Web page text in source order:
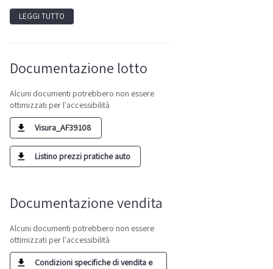
LEGGI TUTTO
Documentazione lotto
Alcuni documenti potrebbero non essere
ottimizzati per l'accessibilità
Visura_AF39108
Listino prezzi pratiche auto
Documentazione vendita
Alcuni documenti potrebbero non essere
ottimizzati per l'accessibilità
Condizioni specifiche di vendita e